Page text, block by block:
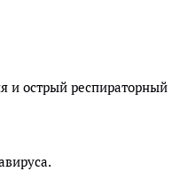
и острый респираторный